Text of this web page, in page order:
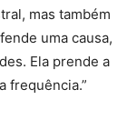
mas também
uma causa,
Ela prende a
frequência.”